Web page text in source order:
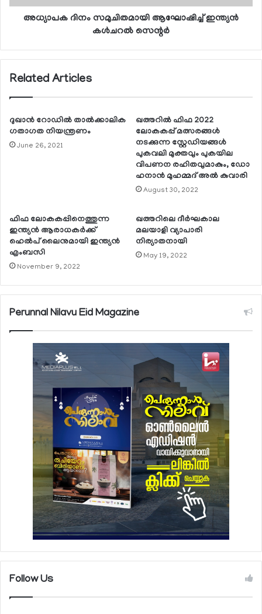
അധ്യാപക ദിനം സമുചിതമായി ആഘോഷിച്ച് ഇന്ത്യന്‍
കള്‍ചറല്‍ സെന്റര്‍
Related Articles
ദുഖാന്‍ റോഡില്‍ താല്‍ക്കാലിക
ഗതാഗത നിയന്ത്രണം
June 26, 2021
ഖത്തറില്‍ ഫിഫ 2022
ലോകകപ്പ് മത്സരങ്ങള്‍
നടക്കുന്ന സ്റ്റേഡിയങ്ങള്‍
പുകവലി മുക്തവും പുകയില
വിപണന രഹിതവുമാകും, ഡോ
ഹനാന്‍ മുഹമ്മദ് അല്‍ കുവാരി
August 30, 2022
ഫിഫ ലോകകപ്പിനെത്തുന്ന
ഇന്ത്യന്‍ ആരാധകര്‍ക്ക്
ഹെല്‍പ് ലൈനുമായി ഇന്ത്യന്‍
എംബസി
November 9, 2022
ഖത്തറിലെ ദീര്‍ഘകാല
മലയാളി വ്യാപാരി
നിര്യാതനായി
May 19, 2022
Perunnal Nilavu Eid Magazine
Follow Us